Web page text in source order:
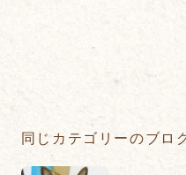
同じカテゴリーのブロ